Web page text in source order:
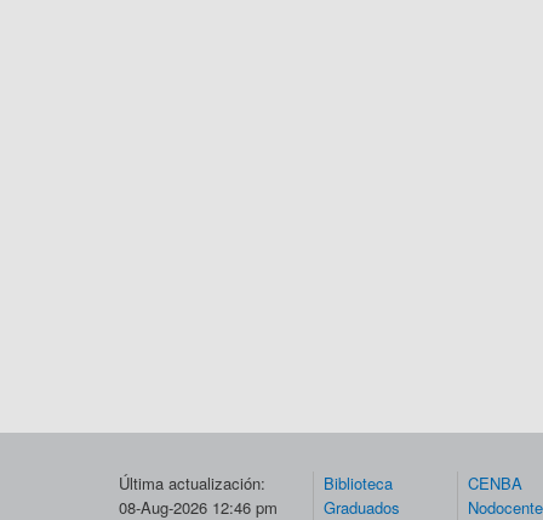
Última actualización:
08-Aug-2026 12:46 pm
Biblioteca
Graduados
CENBA